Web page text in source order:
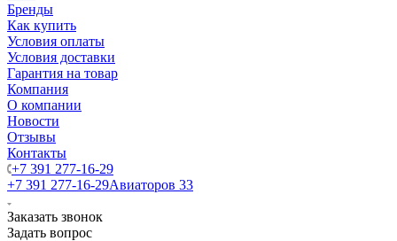
Бренды
Как купить
Условия оплаты
Условия доставки
Гарантия на товар
Компания
О компании
Новости
Отзывы
Контакты
+7 391 277-16-29
+7 391 277-16-29Авиаторов 33
Заказать звонок
Задать вопрос